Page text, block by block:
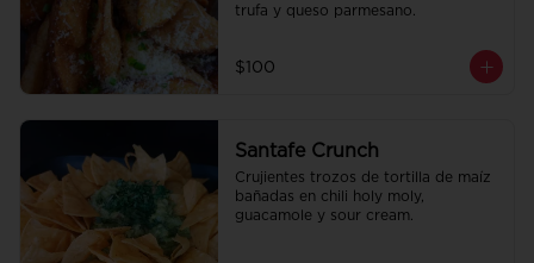
trufa y queso parmesano.
$100
Santafe Crunch
Crujientes trozos de tortilla de maíz
bañadas en chili holy moly,
guacamole y sour cream.